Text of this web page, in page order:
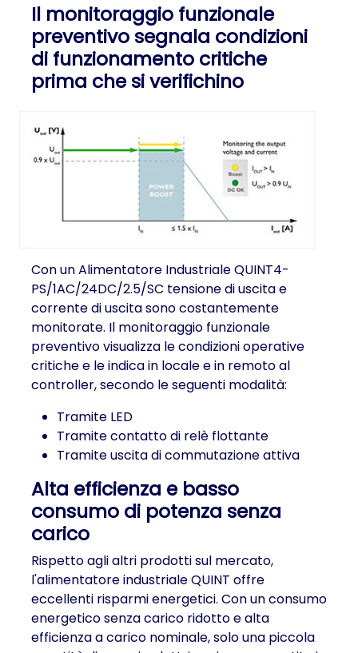
Il monitoraggio funzionale
preventivo segnala condizioni
di funzionamento critiche
prima che si verifichino
Con un Alimentatore Industriale QUINT4-
PS/1AC/24DC/2.5/SC tensione di uscita e
corrente di uscita sono costantemente
monitorate. Il monitoraggio funzionale
preventivo visualizza le condizioni operative
critiche e le indica in locale e in remoto al
controller, secondo le seguenti modalità:
Tramite LED
Tramite contatto di relè flottante
Tramite uscita di commutazione attiva
Alta efficienza e basso
consumo di potenza senza
carico
Rispetto agli altri prodotti sul mercato,
l'alimentatore industriale QUINT offre
eccellenti risparmi energetici. Con un consumo
energetico senza carico ridotto e alta
efficienza a carico nominale, solo una piccola